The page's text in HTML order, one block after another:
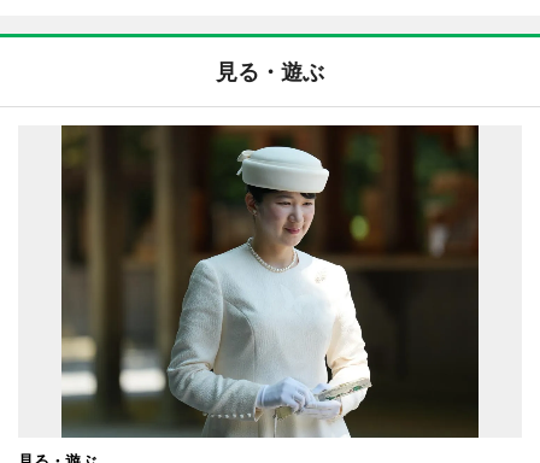
見る・遊ぶ